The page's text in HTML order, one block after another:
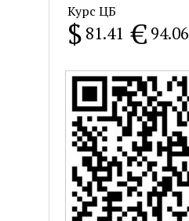
Курс ЦБ
$ 81.41 € 94.06